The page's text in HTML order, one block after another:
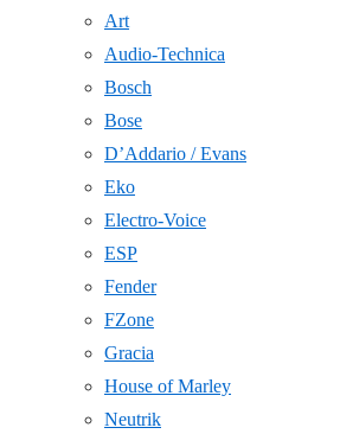
Art
Audio-Technica
Bosch
Bose
D’Addario / Evans
Eko
Electro-Voice
ESP
Fender
FZone
Gracia
House of Marley
Neutrik